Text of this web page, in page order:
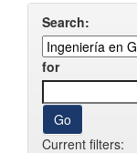
Search:
for
Current filters: